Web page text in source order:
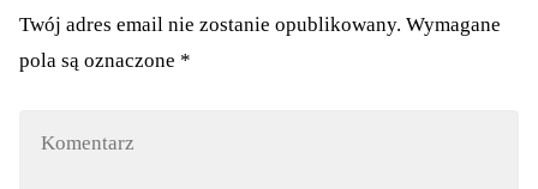
Twój adres email nie zostanie opublikowany. Wymagane
pola są oznaczone *